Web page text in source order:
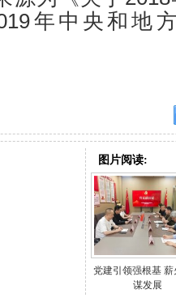
年中央和地
图片阅读:
党建引领强根基 薪
谋发展